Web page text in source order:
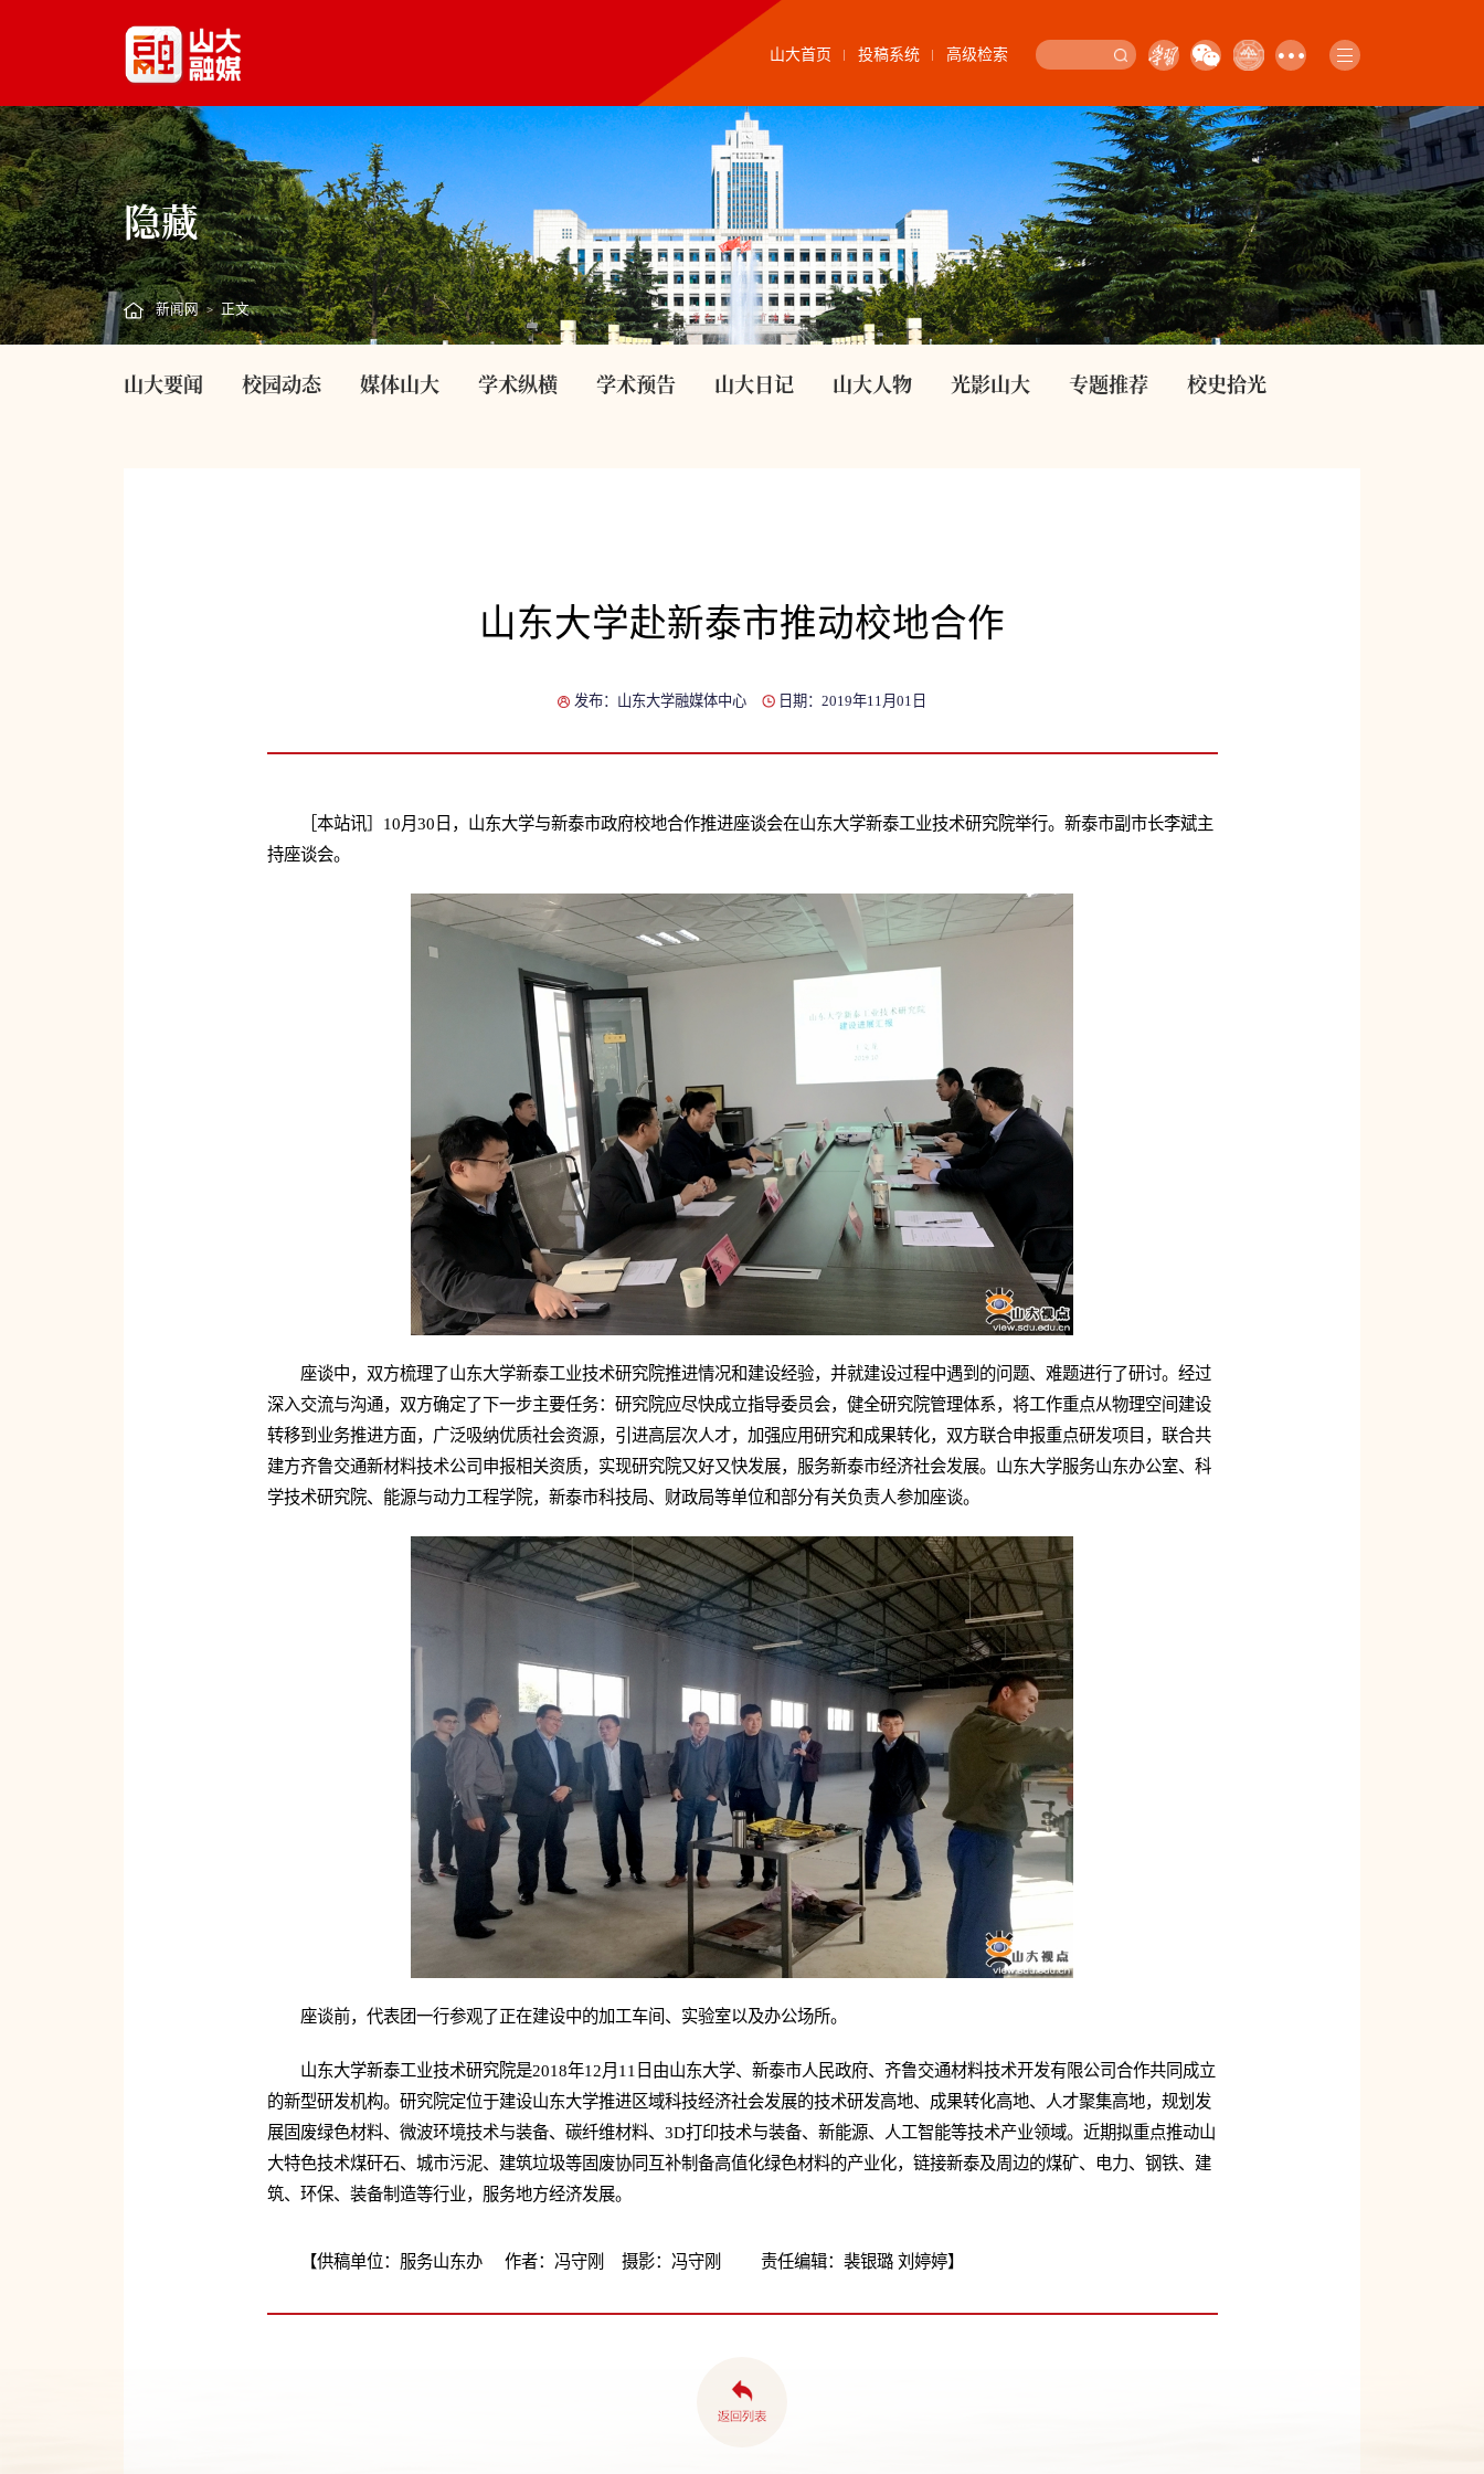
山大首页 投稿系统 高级检索
隐藏
新闻网 > 正文
山大要闻 校园动态 媒体山大 学术纵横 学术预告 山大日记 山大人物 光影山大 专题推荐 校史拾光
山东大学赴新泰市推动校地合作
发布：山东大学融媒体中心 日期：2019年11月01日
［本站讯］10月30日，山东大学与新泰市政府校地合作推进座谈会在山东大学新泰工业技术研究院举行。新泰市副市长李斌主
持座谈会。
座谈中，双方梳理了山东大学新泰工业技术研究院推进情况和建设经验，并就建设过程中遇到的问题、难题进行了研讨。经过
深入交流与沟通，双方确定了下一步主要任务：研究院应尽快成立指导委员会，健全研究院管理体系，将工作重点从物理空间建设
转移到业务推进方面，广泛吸纳优质社会资源，引进高层次人才，加强应用研究和成果转化，双方联合申报重点研发项目，联合共
建方齐鲁交通新材料技术公司申报相关资质，实现研究院又好又快发展，服务新泰市经济社会发展。山东大学服务山东办公室、科
学技术研究院、能源与动力工程学院，新泰市科技局、财政局等单位和部分有关负责人参加座谈。
座谈前，代表团一行参观了正在建设中的加工车间、实验室以及办公场所。
山东大学新泰工业技术研究院是2018年12月11日由山东大学、新泰市人民政府、齐鲁交通材料技术开发有限公司合作共同成立
的新型研发机构。研究院定位于建设山东大学推进区域科技经济社会发展的技术研发高地、成果转化高地、人才聚集高地，规划发
展固废绿色材料、微波环境技术与装备、碳纤维材料、3D打印技术与装备、新能源、人工智能等技术产业领域。近期拟重点推动山
大特色技术煤矸石、城市污泥、建筑垃圾等固废协同互补制备高值化绿色材料的产业化，链接新泰及周边的煤矿、电力、钢铁、建
筑、环保、装备制造等行业，服务地方经济发展。
【供稿单位：服务山东办 作者：冯守刚 摄影：冯守刚 责任编辑：裴银璐 刘婷婷】